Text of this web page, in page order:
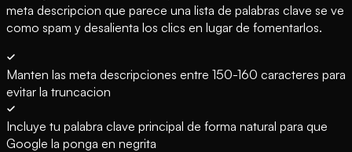
meta descripcion que parece una lista de palabras clave se ve
como spam y desalienta los clics en lugar de fomentarlos.
Manten las meta descripciones entre 150-160 caracteres para
evitar la truncacion
Incluye tu palabra clave principal de forma natural para que
Google la ponga en negrita